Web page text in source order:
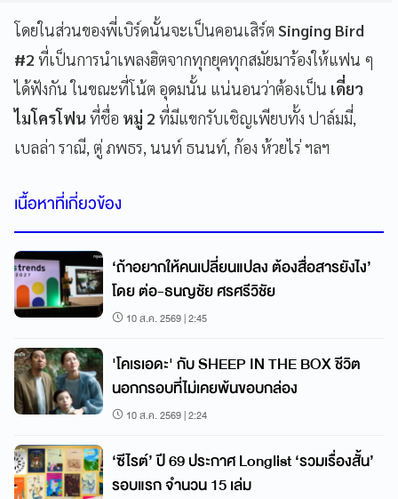
โดยในส่วนของพี่เบิร์ดนั้นจะเป็นคอนเสิร์ต Singing Bird
#2 ที่เป็นการนำเพลงฮิตจากทุกยุคทุกสมัยมาร้องให้แฟน ๆ
ได้ฟังกัน ในขณะที่โน้ต อุดมนั้น แน่นอนว่าต้องเป็น เดี่ยว
ไมโครโฟน ที่ชื่อ หมู่ 2 ที่มีแขกรับเชิญเพียบทั้ง ปาล์มมี่,
เบลล่า ราณี, ตู่ ภพธร, นนท์ ธนนท์, ก้อง ห้วยไร่ ฯลฯ
เนื้อหาที่เกี่ยวข้อง
‘ถ้าอยากให้คนเปลี่ยนแปลง ต้องสื่อสารยังไง’
โดย ต่อ-ธนญชัย ศรศรีวิชัย
10 ส.ค. 2569 | 2:45
'โคเรเอดะ' กับ SHEEP IN THE BOX ชีวิต
นอกกรอบที่ไม่เคยพ้นขอบกล่อง
10 ส.ค. 2569 | 2:24
‘ซีไรต์’ ปี 69 ประกาศ Longlist ‘รวมเรื่องสั้น’
รอบแรก จำนวน 15 เล่ม